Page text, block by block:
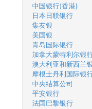
中国银行(香港)
日本日联银行
集友银
美国银
青岛国际银行
加拿大蒙特利尔银
澳大利亚和新西兰
摩根士丹利国际银
中央结算公司
平安银行
法国巴黎银行